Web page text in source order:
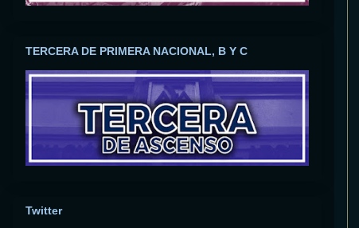
TERCERA DE PRIMERA NACIONAL, B Y C
Twitter